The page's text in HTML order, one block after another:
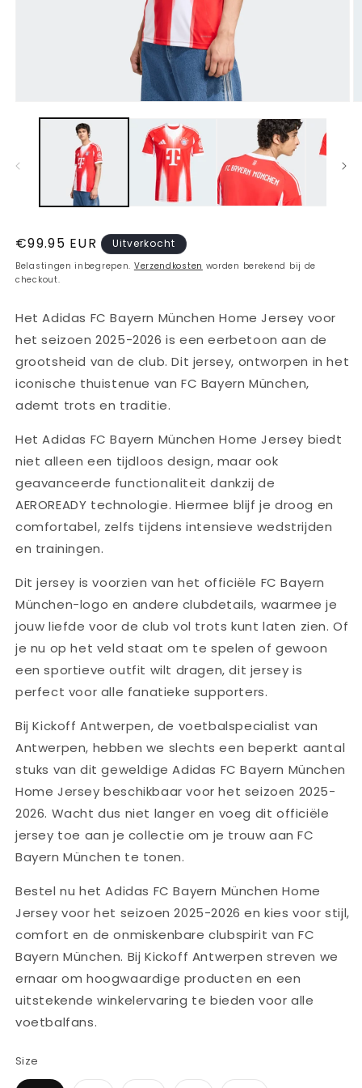
Normale
prijs
€99.95 EUR Uitverkocht
Belastingen inbegrepen. Verzendkosten worden berekend bij de
checkout.
Het Adidas FC Bayern München Home Jersey voor
het seizoen 2025-2026 is een eerbetoon aan de
grootsheid van de club. Dit jersey, ontworpen in het
iconische thuistenue van FC Bayern München,
ademt trots en traditie.
Het Adidas FC Bayern München Home Jersey biedt
niet alleen een tijdloos design, maar ook
geavanceerde functionaliteit dankzij de
AEROREADY technologie. Hiermee blijf je droog en
comfortabel, zelfs tijdens intensieve wedstrijden
en trainingen.
Dit jersey is voorzien van het officiële FC Bayern
München-logo en andere clubdetails, waarmee je
jouw liefde voor de club vol trots kunt laten zien. Of
je nu op het veld staat om te spelen of gewoon
een sportieve outfit wilt dragen, dit jersey is
perfect voor alle fanatieke supporters.
Bij Kickoff Antwerpen, de voetbalspecialist van
Antwerpen, hebben we slechts een beperkt aantal
stuks van dit geweldige Adidas FC Bayern München
Home Jersey beschikbaar voor het seizoen 2025-
2026. Wacht dus niet langer en voeg dit officiële
jersey toe aan je collectie om je trouw aan FC
Bayern München te tonen.
Bestel nu het Adidas FC Bayern München Home
Jersey voor het seizoen 2025-2026 en kies voor stijl,
comfort en de onmiskenbare clubspirit van FC
Bayern München. Bij Kickoff Antwerpen streven we
ernaar om hoogwaardige producten en een
uitstekende winkelervaring te bieden voor alle
voetbalfans.
Size